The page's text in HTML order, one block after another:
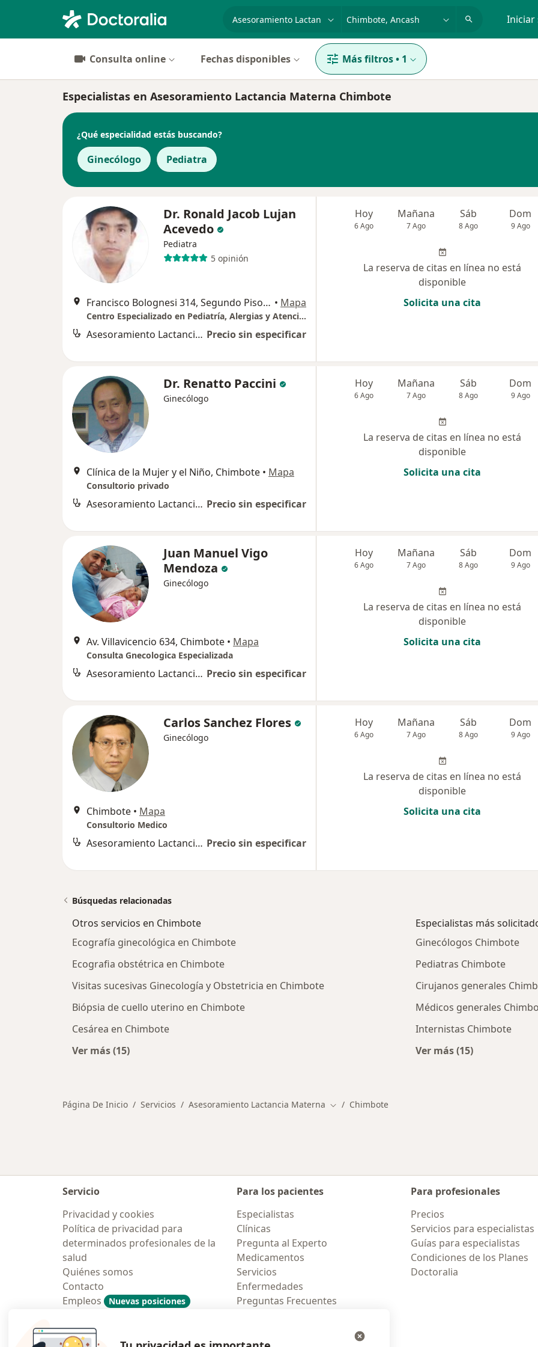
Iniciar
Consulta online Fechas disponibles Más filtros• 1
Especialistas en Asesoramiento Lactancia Materna Chimbote
¿Qué especialidad estás buscando?
Ginecólogo Pediatra
Dr. Ronald Jacob Lujan
Acevedo
Pediatra
5 opinión
Francisco Bolognesi 314, Segundo Piso, Chimbote • Mapa
Centro Especializado en Pediatría, Alergias y Atención Neonatal
Asesoramiento Lactancia Materna Precio sin especificar
Hoy
6 Ago
Mañana
7 Ago
Sáb
8 Ago
Dom
9 Ago
La reserva de citas en línea no está
disponible
Solicita una cita
Dr. Renatto Paccini
Ginecólogo
Clínica de la Mujer y el Niño, Chimbote • Mapa
Consultorio privado
Asesoramiento Lactancia Materna Precio sin especificar
Hoy
6 Ago
Mañana
7 Ago
Sáb
8 Ago
Dom
9 Ago
La reserva de citas en línea no está
disponible
Solicita una cita
Juan Manuel Vigo
Mendoza
Ginecólogo
Av. Villavicencio 634, Chimbote • Mapa
Consulta Gnecologica Especializada
Asesoramiento Lactancia Materna Precio sin especificar
Hoy
6 Ago
Mañana
7 Ago
Sáb
8 Ago
Dom
9 Ago
La reserva de citas en línea no está
disponible
Solicita una cita
Carlos Sanchez Flores
Ginecólogo
Chimbote • Mapa
Consultorio Medico
Asesoramiento Lactancia Materna Precio sin especificar
Hoy
6 Ago
Mañana
7 Ago
Sáb
8 Ago
Dom
9 Ago
La reserva de citas en línea no está
disponible
Solicita una cita
Búsquedas relacionadas
Otros servicios en Chimbote
Ecografía ginecológica en Chimbote
Ecografia obstétrica en Chimbote
Visitas sucesivas Ginecología y Obstetricia en Chimbote
Biópsia de cuello uterino en Chimbote
Cesárea en Chimbote
Ver más (15)
Especialistas más
Ginecólogos Chimbote
Pediatras Chimbote
Cirujanos generales
Médicos generales
Internistas Chimbote
Ver más (15)
Página De Inicio Servicios Asesoramiento Lactancia Materna Cambiar de ciudad
Chimbote
Servicio
Privacidad y cookies
Política de privacidad para
determinados profesionales de la
salud
Quiénes somos
Contacto
Empleos
Nuevas posiciones
Contratación
Para los pacientes
Especialistas
Clínicas
Pregunta al Experto
Medicamentos
Servicios
Enfermedades
Preguntas Frecuentes
Para profesionales
Precios
Servicios para especialistas
Guías para especialistas
Condiciones de los Planes
Doctoralia